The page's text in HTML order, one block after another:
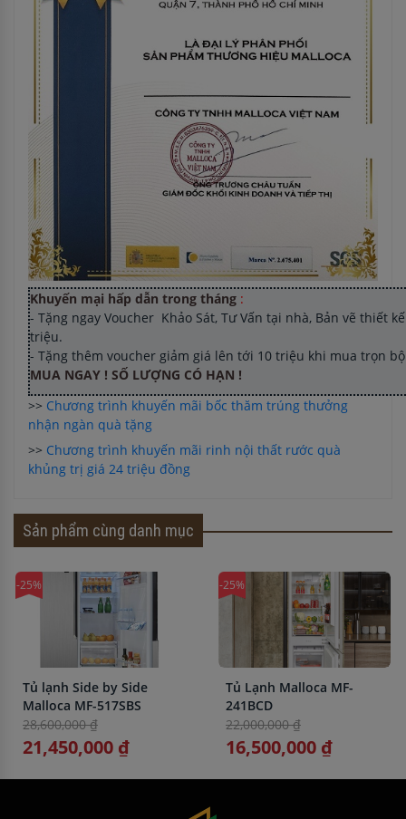
Khuyến mại hấp dẫn trong tháng :
- Tặng ngay Voucher Khảo Sát, Tư Vấn tại nhà, Bản vẽ thiết
triệu.
- Tặng thêm voucher giảm giá lên tới 10 triệu khi mua trọn
MUA NGAY ! SỐ LƯỢNG CÓ HẠN !
>> Chương trình khuyến mãi bốc thăm trúng thưởng
nhận ngàn quà tặng
>> Chương trình khuyến mãi rinh nội thất rước quà
khủng trị giá 24 triệu đồng
Sản phẩm cùng danh mục
-25%
Tủ lạnh Side by Side
Malloca MF-517SBS
28,600,000 ₫
21,450,000 ₫
-25%
Tủ Lạnh Malloca MF-
241BCD
22,000,000 ₫
16,500,000 ₫